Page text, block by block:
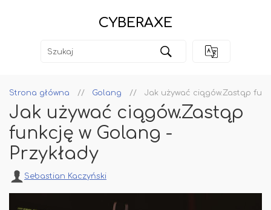
CYBERAXE
Strona główna Golang Jak używać ciągów.Zastąp
Jak używać ciągów.Zastąp
funkcję w Golang -
Przykłady
Sebastian Kaczyński